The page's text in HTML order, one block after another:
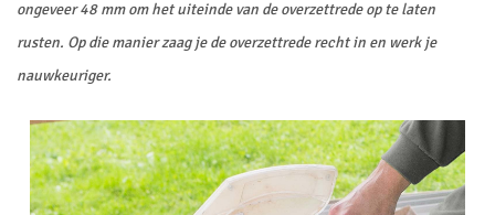
ongeveer 48 mm om het uiteinde van de overzettrede op te laten
rusten. Op die manier zaag je de overzettrede recht in en werk je
nauwkeuriger.